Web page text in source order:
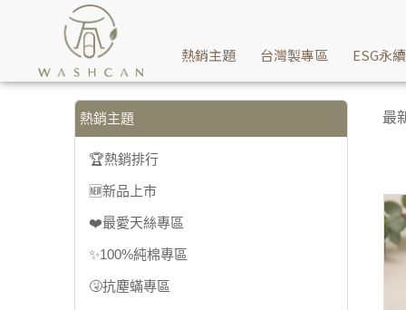
寢具家飾用品最熱門最夯熱銷商品推薦給您，讓您天天都像雙
熱銷主題 台灣製專區 ESG永
熱銷主題
🏆熱銷排行
🆕新品上市
❤️最愛天絲專區
✨100%純棉專區
🤧抗塵蟎專區
最